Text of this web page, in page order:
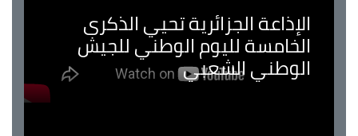
الإذاعة الجزائرية تحيي الذكرى
الخامسة لليوم الوطني للجيش
الوطني الشعبي